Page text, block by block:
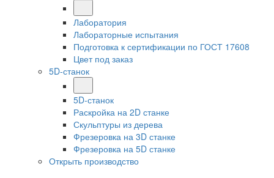
Лаборатория
Лабораторные испытания
Подготовка к сертификации по ГОСТ 17608
Цвет под заказ
5D-станок
5D-станок
Раскройка на 2D станке
Скульптуры из дерева
Фрезеровка на 3D станке
Фрезеровка на 5D станке
Открыть производство